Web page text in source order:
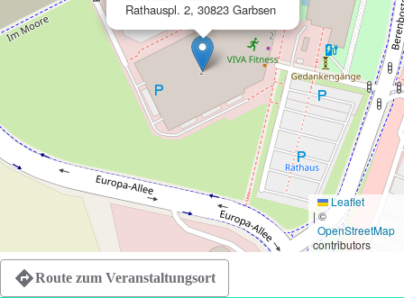
Rathauspl. 2, 30823 Garbsen
Leaflet
|©
OpenStreetMap
contributors
Route zum Veranstaltungsort